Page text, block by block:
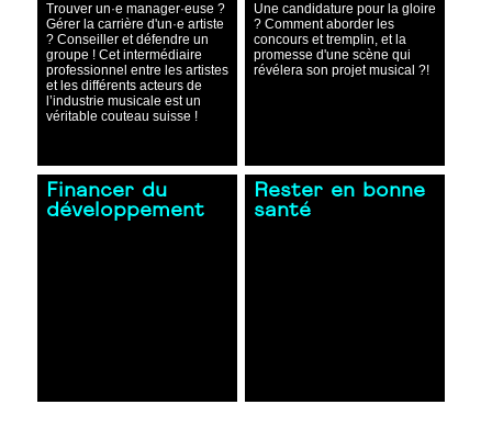
Trouver un·e manager·euse ?
Gérer la carrière d'un·e artiste
? Conseiller et défendre un
groupe ! Cet intermédiaire
professionnel entre les artistes
et les différents acteurs de
l’industrie musicale est un
véritable couteau suisse !
Une candidature pour la gloire
? Comment aborder les
concours et tremplin, et la
promesse d'une scène qui
révélera son projet musical ?!
Financer du
développement
Rester en bonne
santé